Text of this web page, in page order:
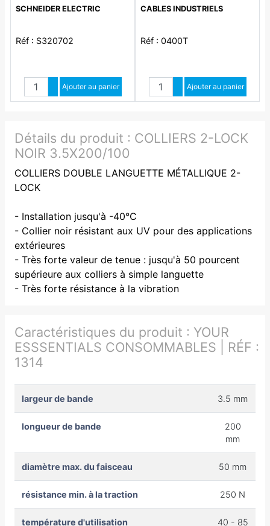
Blanc
SCHNEIDER ELECTRIC
Réf : S320702
Quantité
Augmenter quantité
Diminuer quantité
Ajouter au panier
CABLES INDUSTRIELS
Réf : 0400T
Quantité
Augmenter quantité
Diminuer quantité
Ajouter au panier
Détails du produit : COLLIERS 2-LOCK
NOIR 3.5X200/100
COLLIERS DOUBLE LANGUETTE MÉTALLIQUE 2-
LOCK
- Installation jusqu'à -40°C
- Collier noir résistant aux UV pour des applications
extérieures
- Très forte valeur de tenue : jusqu'à 50 pourcent
supérieure aux colliers à simple languette
- Très forte résistance à la vibration
Caractéristiques du produit : YOUR
ESSSENTIALS CONSOMMABLES | RÉF :
1314
largeur de bande 3.5 mm
longueur de bande
200
mm
diamètre max. du faisceau 50 mm
résistance min. à la traction 250 N
température d'utilisation 40 - 85